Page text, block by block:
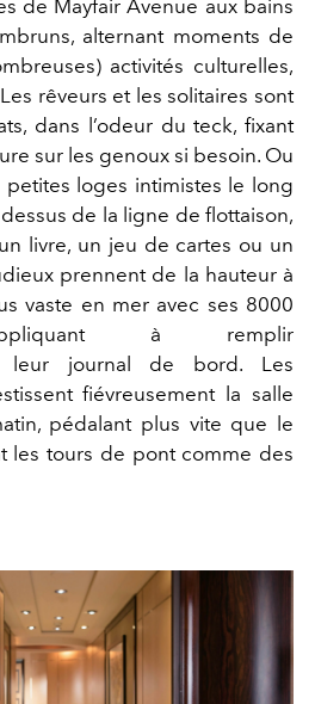
de Mayfair Avenue aux bains
alternant moments de
activités culturelles,
rêveurs et les solitaires sont
dans l’odeur du teck, fixant
sur les genoux si besoin. Ou
petites loges intimistes le long
de la ligne de flottaison,
livre, un jeu de cartes ou un
prennent de la hauteur à
vaste en mer avec ses 8000
à remplir
leur journal de bord. Les
fiévreusement la salle
pédalant plus vite que le
les tours de pont comme des